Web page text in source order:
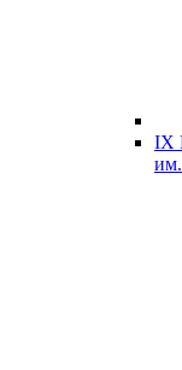
IX